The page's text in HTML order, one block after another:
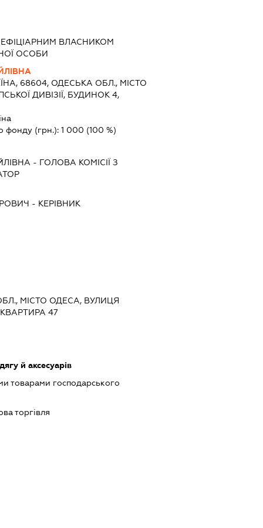
ВЛАСНИКОМ
ОСОБИ
68604, ОДЕСЬКА ОБЛ., МІСТО
ДИВІЗІЇ, БУДИНОК 4,
фонду (грн.): 1 000 (100 %)
- ГОЛОВА КОМІСІЇ З
- КЕРІВНИК
МІСТО ОДЕСА, ВУЛИЦЯ
47
й аксесуарів
товарами господарського
торгівля